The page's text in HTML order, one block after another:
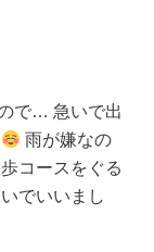
で… 急いで出
雨が嫌なの
コースをぐる
でいいまし